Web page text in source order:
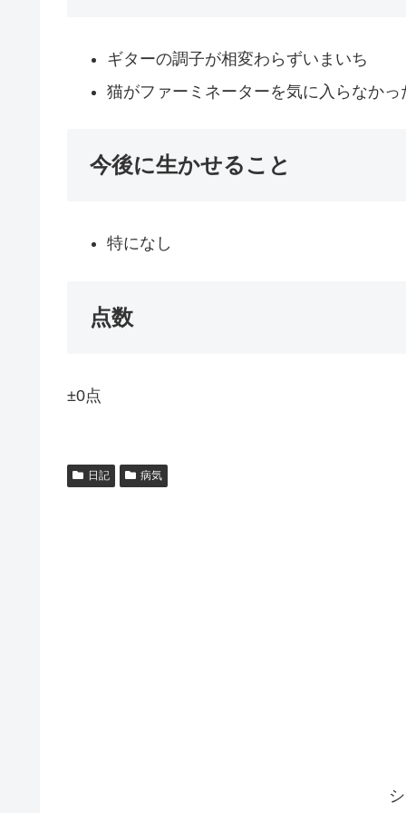
ギターの調子が相変わらずいまいち
猫がファーミネーターを気に入らなかっ
今後に生かせること
特になし
点数
±0点
日記 病気